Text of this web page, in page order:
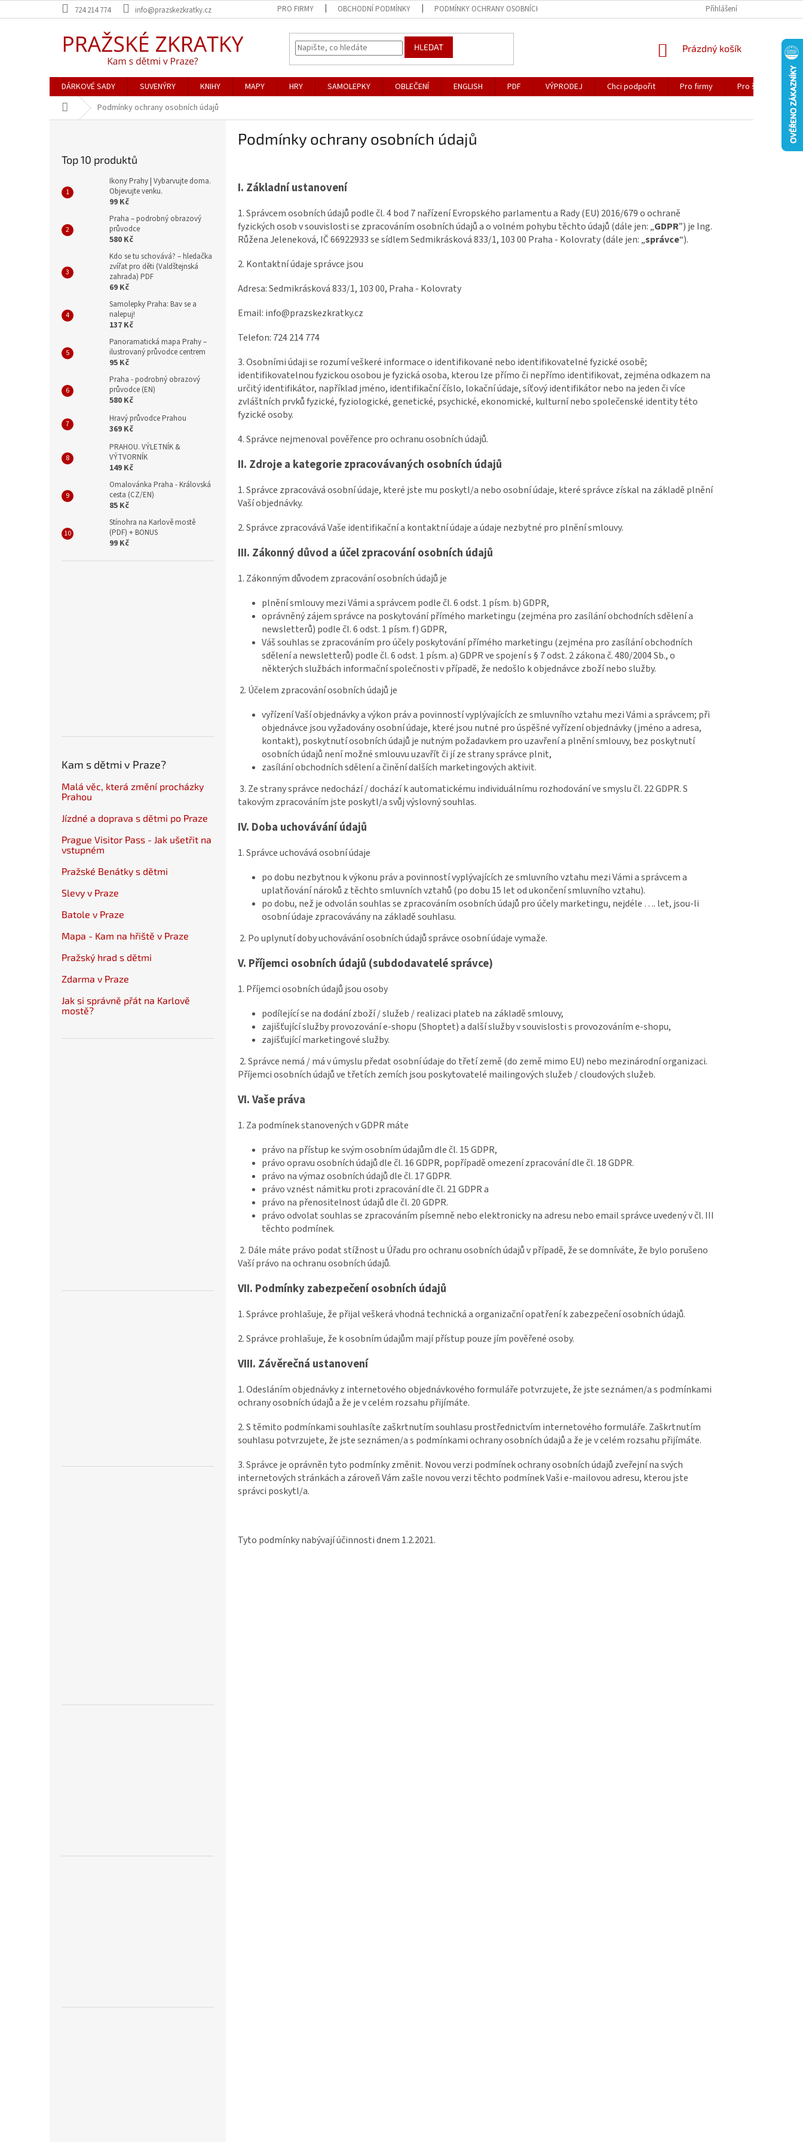
na
724 214 774 info@prazskezkratky.cz PRO FIRMY OBCHODNÍ PODMÍNKY PODMÍNKY OCHRANY OSOBNÍCH ÚDAJŮ SPOLUPRÁCE ZDARMA KE
Přihlášení
HLEDAT
NÁKUPNÍ
Prázdný košík
DÁRKOVÉ SADY SUVENÝRY KNIHY MAPY HRY SAMOLEPKY OBLEČENÍ ENGLISH PDF VÝPRODEJ Chci podpořit Pro firmy Pro školy
Domů Podmínky ochrany osobních údajů
Top 10 produktů
Ikony Prahy | Vybarvujte doma.
Objevujte venku.
99 Kč
Praha – podrobný obrazový
průvodce
580 Kč
Kdo se tu schovává? – hledačka
zvířat pro děti (Valdštejnská
zahrada) PDF
69 Kč
Samolepky Praha: Bav se a
nalepuj!
137 Kč
Panoramatická mapa Prahy –
ilustrovaný průvodce centrem
95 Kč
Praha - podrobný obrazový
průvodce (EN)
580 Kč
Hravý průvodce Prahou
369 Kč
PRAHOU. VÝLETNÍK &
VÝTVORNÍK
149 Kč
Omalovánka Praha - Královská
cesta (CZ/EN)
85 Kč
Stínohra na Karlově mostě
(PDF) + BONUS
99 Kč
Kam s dětmi v Praze?
Malá věc, která změní procházky
Prahou
Jízdné a doprava s dětmi po Praze
Prague Visitor Pass - Jak ušetřit na
vstupném
Pražské Benátky s dětmi
Slevy v Praze
Batole v Praze
Mapa - Kam na hřiště v Praze
Pražský hrad s dětmi
Zdarma v Praze
Jak si správně přát na Karlově
mostě?
Podmínky ochrany osobních údajů
I. Základní ustanovení
1. Správcem osobních údajů podle čl. 4 bod 7 nařízení Evropského parlamentu a Rady (EU) 2016/679 o ochraně
fyzických osob v souvislosti se zpracováním osobních údajů a o volném pohybu těchto údajů (dále jen: „GDPR”) je Ing.
Růžena Jeleneková, IČ66922933se sídlem Sedmikrásková 833/1, 103 00 Praha - Kolovraty (dále jen: „správce“).
2. Kontaktní údaje správce jsou
Adresa: Sedmikrásková 833/1, 103 00, Praha - Kolovraty
Email: info@prazskezkratky.cz
Telefon: 724 214 774
3. Osobními údaji se rozumí veškeré informace o identifikované nebo identifikovatelné fyzické osobě;
identifikovatelnou fyzickou osobou je fyzická osoba, kterou lze přímo či nepřímo identifikovat, zejména odkazem na
určitý identifikátor, například jméno, identifikační číslo, lokační údaje, síťový identifikátor nebo na jeden či více
zvláštních prvků fyzické, fyziologické, genetické, psychické, ekonomické, kulturní nebo společenské identity této
fyzické osoby.
4. Správce nejmenoval pověřence pro ochranu osobních údajů.
II. Zdroje a kategorie zpracovávaných osobních údajů
1. Správce zpracovává osobní údaje, které jste mu poskytl/a nebo osobní údaje, které správce získal na základě plnění
Vaší objednávky.
2. Správce zpracovává Vaše identifikační a kontaktní údaje a údaje nezbytné pro plnění smlouvy.
III. Zákonný důvod a účel zpracování osobních údajů
1. Zákonným důvodem zpracování osobních údajů je
plnění smlouvy mezi Vámi a správcem podle čl. 6 odst. 1 písm. b) GDPR,
oprávněný zájem správce na poskytování přímého marketingu (zejména pro zasílání obchodních sdělení a
newsletterů) podle čl. 6 odst. 1 písm. f) GDPR,
Váš souhlas se zpracováním pro účely poskytování přímého marketingu (zejména pro zasílání obchodních
sdělení a newsletterů) podle čl. 6 odst. 1 písm. a) GDPR ve spojení s § 7 odst. 2 zákona č. 480/2004 Sb., o
některých službách informační společnosti v případě, že nedošlo k objednávce zboží nebo služby.
2. Účelem zpracování osobních údajů je
vyřízení Vaší objednávky a výkon práv a povinností vyplývajících ze smluvního vztahu mezi Vámi a správcem; při
objednávce jsou vyžadovány osobní údaje, které jsou nutné pro úspěšné vyřízení objednávky (jméno a adresa,
kontakt), poskytnutí osobních údajů je nutným požadavkem pro uzavření a plnění smlouvy, bez poskytnutí
osobních údajů není možné smlouvu uzavřít či jí ze strany správce plnit,
zasílání obchodních sdělení a činění dalších marketingových aktivit.
3. Ze strany správce nedochází / dochází k automatickému individuálnímu rozhodování ve smyslu čl. 22 GDPR. S
takovým zpracováním jste poskytl/a svůj výslovný souhlas.
IV. Doba uchovávání údajů
1. Správce uchovává osobní údaje
po dobu nezbytnou k výkonu práv a povinností vyplývajících ze smluvního vztahu mezi Vámi a správcem a
uplatňování nároků z těchto smluvních vztahů (po dobu 15 let od ukončení smluvního vztahu).
po dobu, než je odvolán souhlas se zpracováním osobních údajů pro účely marketingu, nejdéle …. let, jsou-li
osobní údaje zpracovávány na základě souhlasu.
2. Po uplynutí doby uchovávání osobních údajů správce osobní údaje vymaže.
V. Příjemci osobních údajů (subdodavatelé správce)
1. Příjemci osobních údajů jsou osoby
podílející se na dodání zboží / služeb / realizaci plateb na základě smlouvy,
zajišťující služby provozování e-shopu (Shoptet) a další služby v souvislosti s provozováním e-shopu,
zajišťující marketingové služby.
2. Správce nemá / má v úmyslu předat osobní údaje do třetí země (do země mimo EU) nebo mezinárodní organizaci.
Příjemci osobních údajů ve třetích zemích jsou poskytovatelé mailingových služeb / cloudových služeb.
VI.Vaše práva
1. Za podmínek stanovených v GDPR máte
právo na přístup ke svým osobním údajům dle čl. 15 GDPR,
právo opravu osobních údajů dle čl. 16 GDPR, popřípadě omezení zpracování dle čl. 18 GDPR.
právo na výmaz osobních údajů dle čl. 17 GDPR.
právo vznést námitku proti zpracování dle čl. 21 GDPR a
právo na přenositelnost údajů dle čl. 20 GDPR.
právo odvolat souhlas se zpracováním písemně nebo elektronicky na adresu nebo email správce uvedený v čl. III
těchto podmínek.
2. Dále máte právo podat stížnost u Úřadu pro ochranu osobních údajů v případě, že se domníváte, že bylo porušeno
Vaší právo na ochranu osobních údajů.
VII. Podmínky zabezpečení osobních údajů
1. Správce prohlašuje, že přijal veškerá vhodná technická a organizační opatření k zabezpečení osobních údajů.
2. Správce prohlašuje, že k osobním údajům mají přístup pouze jím pověřené osoby.
VIII. Závěrečná ustanovení
1. Odesláním objednávky z internetového objednávkového formuláře potvrzujete, že jste seznámen/a s podmínkami
ochrany osobních údajů a že je v celém rozsahu přijímáte.
2. S těmito podmínkami souhlasíte zaškrtnutím souhlasu prostřednictvím internetového formuláře. Zaškrtnutím
souhlasu potvrzujete, že jste seznámen/a s podmínkami ochrany osobních údajů a že je v celém rozsahu přijímáte.
3. Správce je oprávněn tyto podmínky změnit. Novou verzi podmínek ochrany osobních údajů zveřejní na svých
internetových stránkách a zároveň Vám zašle novou verzi těchto podmínek Vaši e-mailovou adresu, kterou jste
správci poskytl/a.
Tyto podmínky nabývají účinnosti dnem 1.2.2021.